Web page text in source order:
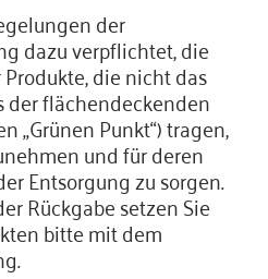
der
dazu verpflichtet, die
die nicht das
der flächendeckenden
„Grünen Punkt“) tragen,
und für deren
Entsorgung zu sorgen.
Rückgabe setzen Sie
bitte mit dem